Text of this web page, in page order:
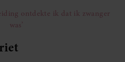
ontdekte ik dat ik zwanger
was’